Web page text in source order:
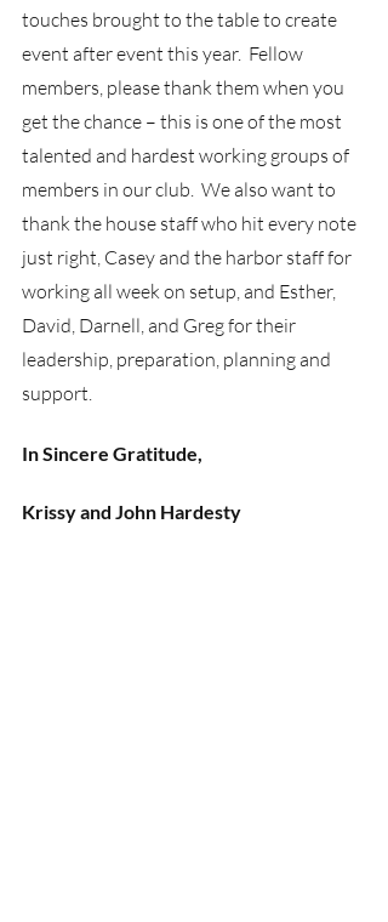
touches brought to the table to create
event after event this year.  Fellow
members, please thank them when you
get the chance – this is one of the most
talented and hardest working groups of
members in our club.  We also want to
thank the house staff who hit every note
just right, Casey and the harbor staff for
working all week on setup, and Esther,
David, Darnell, and Greg for their
leadership, preparation, planning and
support.
In Sincere Gratitude,
Krissy and John Hardesty